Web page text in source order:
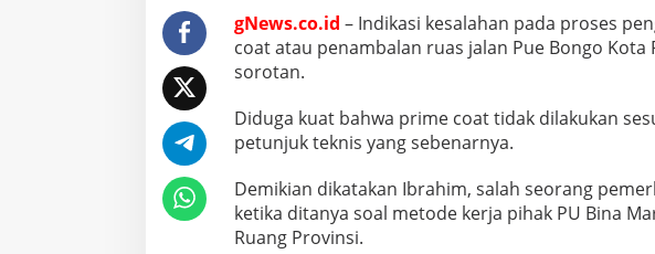
gNews.co.id – Indikasi kesalahan pada proses
coat atau penambalan ruas jalan Pue Bongo Kota
sorotan.
Diduga kuat bahwa prime coat tidak dilakukan
petunjuk teknis yang sebenarnya.
Demikian dikatakan Ibrahim, salah seorang
ketika ditanya soal metode kerja pihak PU Bina
Ruang Provinsi.